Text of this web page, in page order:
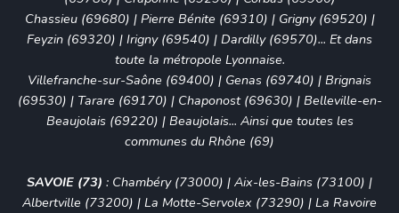
Chassieu (69680) | Pierre Bénite (69310) | Grigny (69520) |
Feyzin (69320) | Irigny (69540) | Dardilly (69570)... Et dans
toute la métropole Lyonnaise.
Villefranche-sur-Saône (69400) | Genas (69740) | Brignais
(69530) | Tarare (69170) | Chaponost (69630) | Belleville-en-
Beaujolais (69220) | Beaujolais... Ainsi que toutes les
communes du Rhône (69)
SAVOIE (73) : Chambéry (73000) | Aix-les-Bains (73100) |
Albertville (73200) | La Motte-Servolex (73290) | La Ravoire